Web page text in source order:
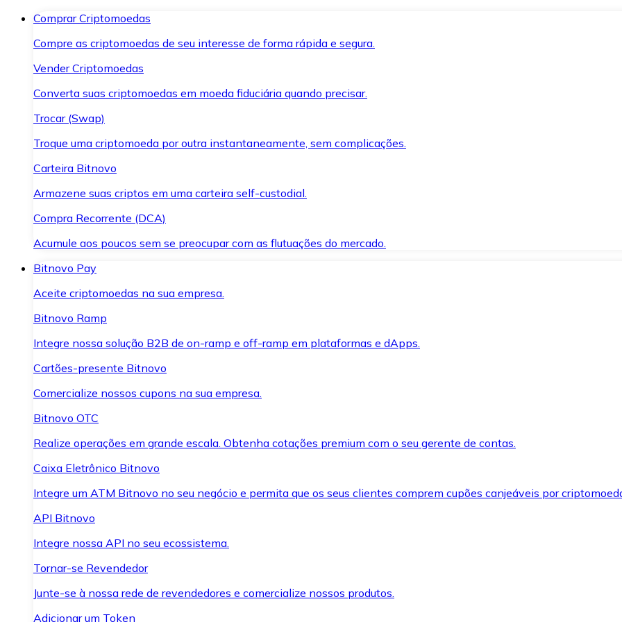
Comprar Criptomoedas
Compre as criptomoedas de seu interesse de forma rápida e segura.
Vender Criptomoedas
Converta suas criptomoedas em moeda fiduciária quando precisar.
Trocar (Swap)
Troque uma criptomoeda por outra instantaneamente, sem complicações.
Carteira Bitnovo
Armazene suas criptos em uma carteira self-custodial.
Compra Recorrente (DCA)
Acumule aos poucos sem se preocupar com as flutuações do mercado.
Bitnovo Pay
Aceite criptomoedas na sua empresa.
Bitnovo Ramp
Integre nossa solução B2B de on-ramp e off-ramp em plataformas e dApps.
Cartões-presente Bitnovo
Comercialize nossos cupons na sua empresa.
Bitnovo OTC
Realize operações em grande escala. Obtenha cotações premium com o seu gerente de contas.
Caixa Eletrônico Bitnovo
Integre um ATM Bitnovo no seu negócio e permita que os seus clientes comprem cupões canjeáveis por
API Bitnovo
Integre nossa API no seu ecossistema.
Tornar-se Revendedor
Junte-se à nossa rede de revendedores e comercialize nossos produtos.
Adicionar um Token